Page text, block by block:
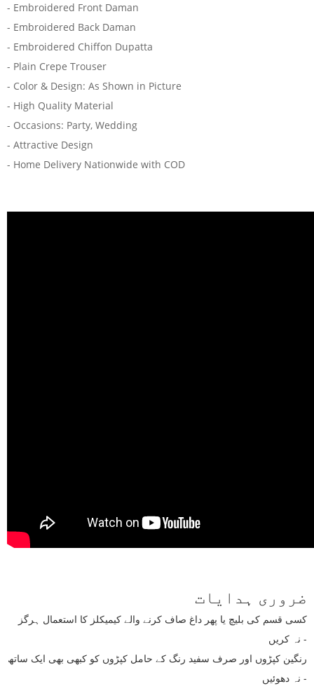
- Embroidered Front Daman
- Embroidered Back Daman
- Embroidered Chiffon Dupatta
- Plain Crepe Trouser
- Color & Design: As Shown in Picture
- High Quality Material
- Occasions: Party, Wedding
- Attractive Design
- Home Delivery Nationwide with COD
ضروری ہدایات
نہ کریں -
رنگین کپڑوں اور صرف سفید رنگ کے حامل کپڑوں کو کبھی بھی ایک ساتھ
نہ دھوئیں -